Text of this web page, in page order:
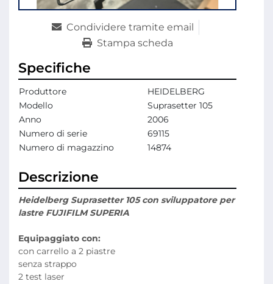
Condividere tramite email
Stampa scheda
Specifiche
Produttore
HEIDELBERG
Modello
Suprasetter 105
Anno
2006
Numero di serie
69115
Numero di magazzino
14874
Descrizione
Heidelberg Suprasetter 105 con sviluppatore per
lastre FUJIFILM SUPERIA
Equipaggiato con:
con carrello a 2 piastre
senza strappo
2 test laser